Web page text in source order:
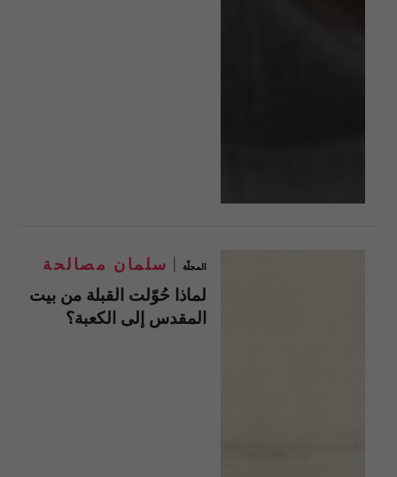
المجلّة سلمان مصالحة
لماذا حُوّلت القبلة من بيت
المقدس إلى الكعبة؟